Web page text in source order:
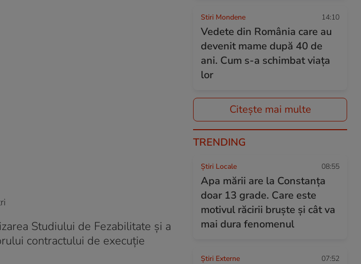
Studiului de Fezabilitate și a
contractului de execuție
Stiri Mondene 14:10
Vedete din România care au
devenit mame după 40 de
ani. Cum s-a schimbat viața
lor
Citește mai multe
TRENDING
Știri Locale 08:55
Apa mării are la Constanța
doar 13 grade. Care este
motivul răcirii bruște și cât va
mai dura fenomenul
Știri Externe 07:52